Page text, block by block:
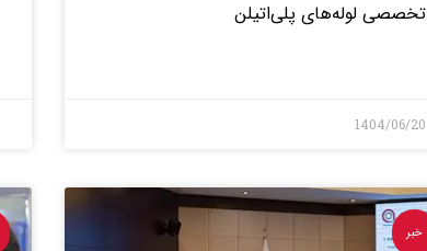
تخصصی لوله‌های پلی‌اتیلن
1404/06/20
خبر